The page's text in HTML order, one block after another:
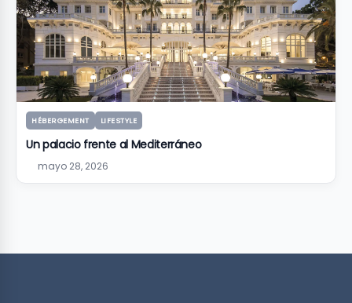
HÉBERGEMENT LIFESTYLE
Un palacio frente al Mediterráneo
mayo 28, 2026